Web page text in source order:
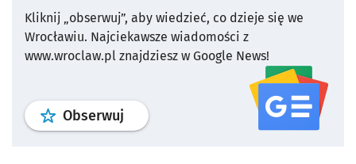
Kliknij „obserwuj”, aby wiedzieć, co dzieje się we
Wrocławiu. Najciekawsze wiadomości z
www.wroclaw.pl znajdziesz w Google News!
Obserwuj profil serwisu